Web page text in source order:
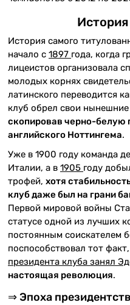
История самого
начало с 1897 года, когда
лицеистов организовала
молодых корнях
латинского переводится
клуб обрел свои
скопировав черно-белую
английского Ноттингема.
Уже в 1900 году команда
Италии, а в 1905 году
трофей, хотя
клуб даже был на грани
Первой мировой войны
статусе одной из лучших
постоянным соискателем
поспособствовал тот
президента клуба занял
настоящая революция.
⇒ Эпоха